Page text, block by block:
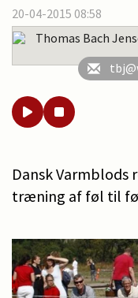
20-04-2015 08:58
Thomas Bach
Dansk Varmblods
træning af føl til